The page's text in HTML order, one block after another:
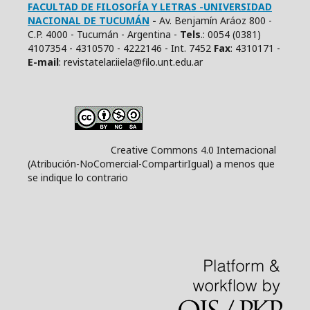
FACULTAD DE FILOSOFÍA Y LETRAS -UNIVERSIDAD
NACIONAL DE TUCUMÁN - Av. Benjamín Aráoz 800 -
C.P. 4000 - Tucumán - Argentina - Tels.: 0054 (0381)
4107354 - 4310570 - 4222146 - Int. 7452 Fax: 4310171 -
E-mail: revistatelar.iiela@filo.unt.edu.ar
Creative Commons 4.0 Internacional
(Atribución-NoComercial-CompartirIgual) a menos que
se indique lo contrario